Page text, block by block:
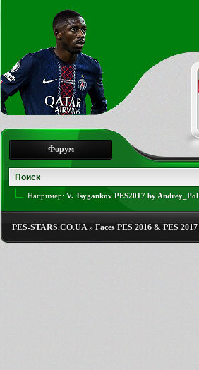
Форум
Например: V. Tsygankov PES2017 by Andrey_Pol
PES-STARS.CO.UA» Faces PES 2016 & PES 2017